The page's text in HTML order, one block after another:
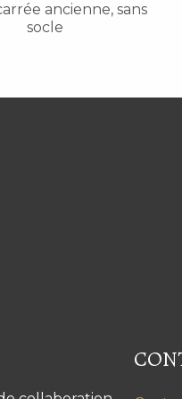
ancienne, sans
socle